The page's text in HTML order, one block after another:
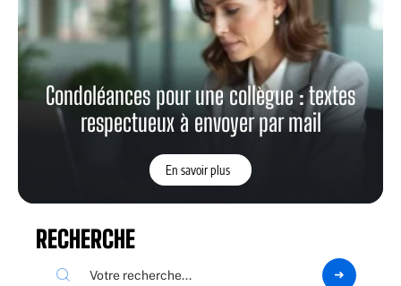
Condoléances pour une collègue : textes
respectueux à envoyer par mail
En savoir plus
RECHERCHE